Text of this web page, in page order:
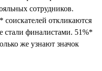
сотрудников.
соискателей откликаются
стали финалистами. 51%*
же узнают значок